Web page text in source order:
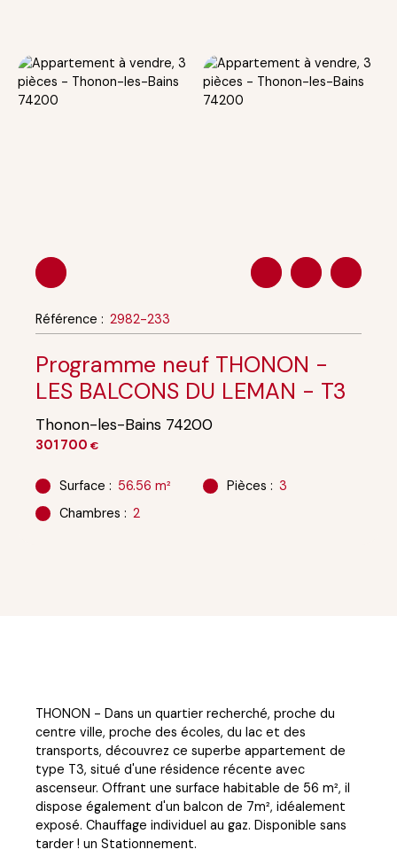
Référence : 2982-233
Programme neuf THONON -
LES BALCONS DU LEMAN - T3
Thonon-les-Bains 74200
301 700 €
Surface : 56.56 m² Pièces : 3
Chambres : 2
THONON - Dans un quartier recherché, proche du
centre ville, proche des écoles, du lac et des
transports, découvrez ce superbe appartement de
type T3, situé d'une résidence récente avec
ascenseur. Offrant une surface habitable de 56 m², il
dispose également d'un balcon de 7m², idéalement
exposé. Chauffage individuel au gaz. Disponible sans
tarder ! un Stationnement.